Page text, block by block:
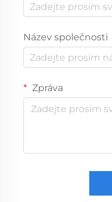
Název společnosti
Zpráva